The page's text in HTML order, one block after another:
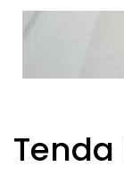
Tenda